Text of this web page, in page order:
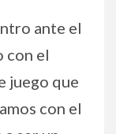
ante el
con el
juego que
con el